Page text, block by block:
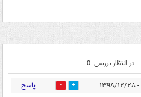
در انتظار بررسی: 0
1 پاسخ